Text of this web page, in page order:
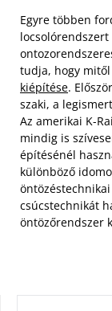
Egyre többen
tudja, hogy mitől
kiépítése.
szaki, a
Az amerikai K-
mindig is
építésénél
különböző
csúcstechnikát
öntözőrendszer